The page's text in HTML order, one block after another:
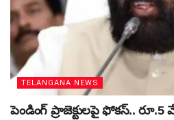
TELANGANA NEWS
పెండింగ్‌ ప్రాజెక్టులపై ఫోకస్‌.. రూ.5